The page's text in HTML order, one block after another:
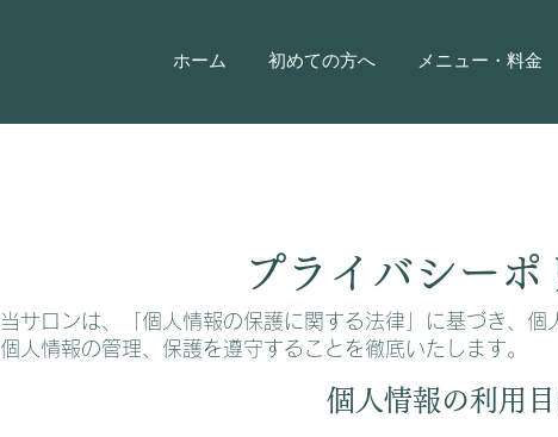
ホーム 初めての方へ メニュー・料金
プライバシーポ
当サロンは、「個人情報の保護に関する法律」に基づき、
個人情報の管理、保護を遵守することを徹底いたします。
個人情報の利用